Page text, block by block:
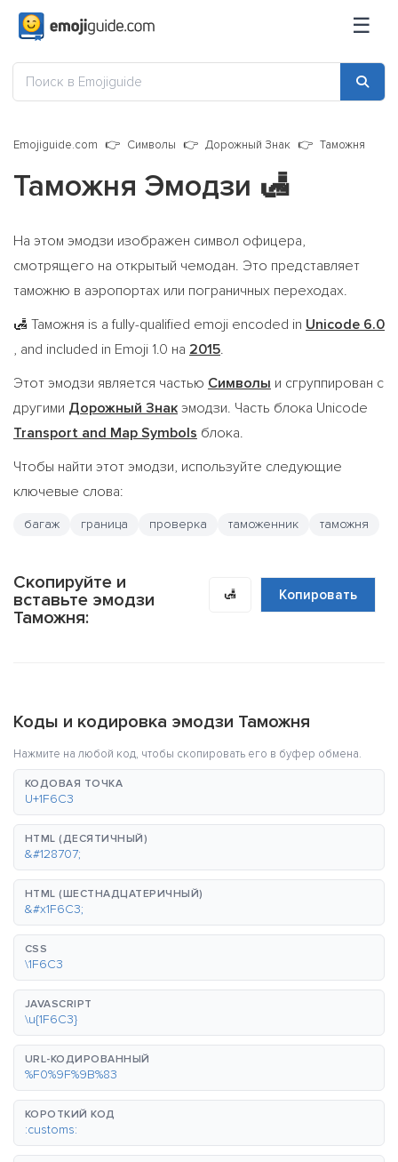
☰
Emojiguide.com Символы Дорожный Знак Таможня
Таможня Эмодзи 🛃
На этом эмодзи изображен символ офицера,
смотрящего на открытый чемодан. Это представляет
таможню в аэропортах или пограничных переходах.
🛃 Таможня is a fully-qualified emoji encoded in Unicode 6.0
, and included in Emoji 1.0 на 2015.
Этот эмодзи является частью Символы и сгруппирован с
другими Дорожный Знак эмодзи. Часть блока Unicode
Transport and Map Symbols блока.
Чтобы найти этот эмодзи, используйте следующие
ключевые слова:
багаж граница проверка таможенник таможня
Скопируйте и
вставьте эмодзи
Таможня:
🛃 Копировать
Коды и кодировка эмодзи Таможня
Нажмите на любой код, чтобы скопировать его в буфер обмена.
КОДОВАЯ ТОЧКА
U+1F6C3
HTML (ДЕСЯТИЧНЫЙ)
&#128707;
HTML (ШЕСТНАДЦАТЕРИЧНЫЙ)
&#x1F6C3;
CSS
\1F6C3
JAVASCRIPT
\u{1F6C3}
URL-КОДИРОВАННЫЙ
%F0%9F%9B%83
КОРОТКИЙ КОД
:customs: